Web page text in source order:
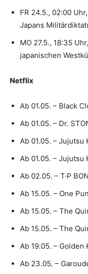
FR 24.5., 02:00
Japans
MO 27.5., 18:35
japanischen
Netflix
Ab 01.05. – Black
Ab 01.05. – Dr.
Ab 01.05. – Jujutsu
Ab 01.05. – Jujutsu
Ab 02.05. – T·P
Ab 15.05. – One
Ab 15.05. – The
Ab 15.05. – The
Ab 19.05. – Golden
Ab 23.05. –